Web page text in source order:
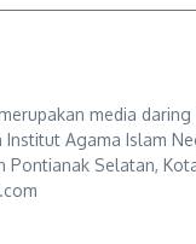
media
Agama Islam
Pontianak Selatan,